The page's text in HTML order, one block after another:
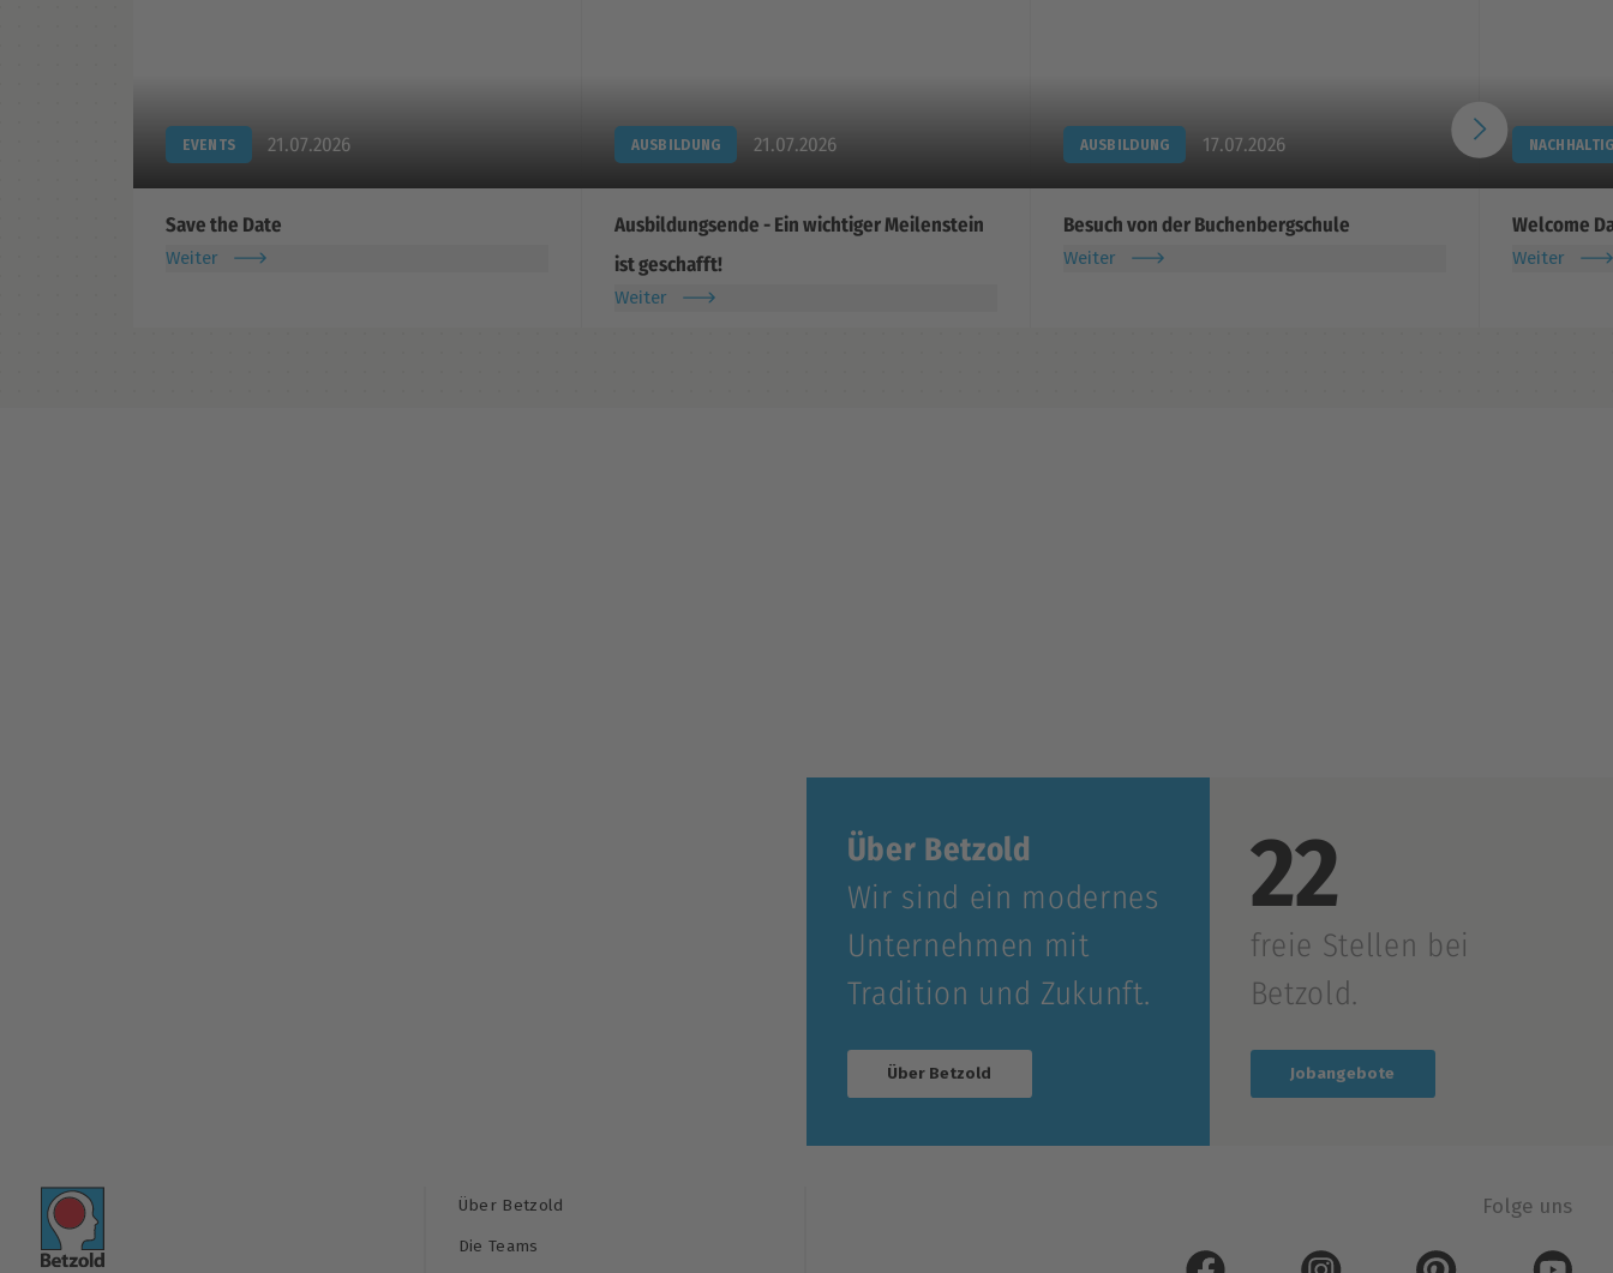
EVENTS 21.07.2026
Save the Date
Weiter
AUSBILDUNG 21.07.2026
Ausbildungsende - Ein wichtiger Meilenstein
ist geschafft!
Weiter
AUSBILDUNG 17.07.2026
Besuch von der Buchenbergschule
Weiter
Welcome
Weiter
Über Betzold
Wir sind ein modernes
Unternehmen mit
Tradition und Zukunft.
Über Betzold
22
freie Stellen bei
Betzold.
Jobangebote
Über Betzold
Die Teams
Folge uns